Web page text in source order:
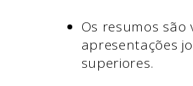
Os resumos
apresentações
superiores.